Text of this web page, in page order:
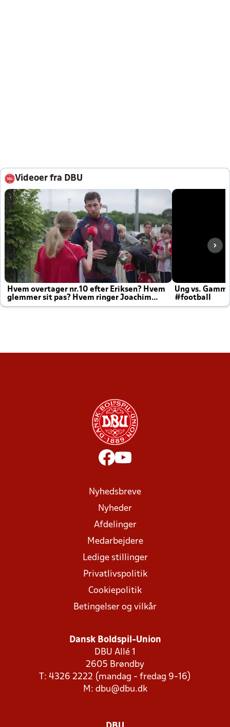
Videoer fra DBU
Hvem overtager nr.10 efter Eriksen? Hvem
glemmer sit pas? Hvem ringer Joachim
altid til efter kampe?
Ung vs.
#football
Nyhedsbreve
Nyheder
Afdelinger
Medarbejdere
Ledige stillinger
Privatlivspolitik
Cookiepolitik
Betingelser og vilkår
Dansk Boldspil-Union
DBU Allé 1
2605 Brøndby
T: 4326 2222 (mandag - fredag 9-16)
M: dbu@dbu.dk